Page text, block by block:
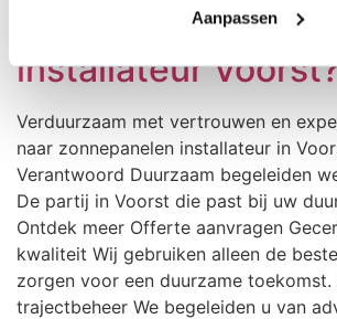
Aanpassen
Opzoek naar
installateur
Verduurzaam met vertrouwen en
naar zonnepanelen installateur in
Verantwoord Duurzaam begeleiden
De partij in Voorst die past bij uw
Ontdek meer Offerte aanvragen
kwaliteit Wij gebruiken alleen de
zorgen voor een duurzame toekomst.
trajectbeheer We begeleiden u van